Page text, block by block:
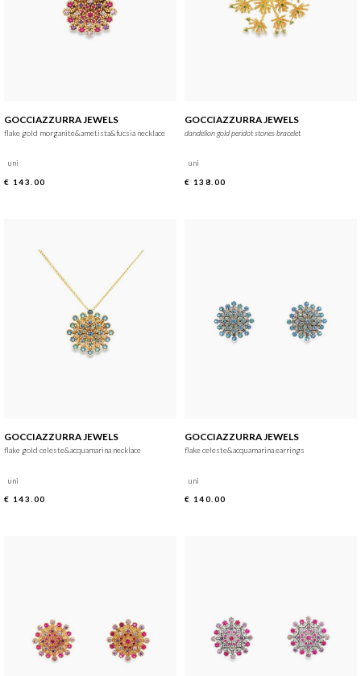
GOCCIAZZURRA JEWELS
flake gold morganite&ametista&fucsia necklace
uni
€ 143.00
GOCCIAZZURRA JEWELS
dandelion gold peridot stones bracelet
uni
€ 138.00
GOCCIAZZURRA JEWELS
flake gold celeste&acquamarina necklace
uni
€ 143.00
GOCCIAZZURRA JEWELS
flake celeste&acquamarina earrings
uni
€ 140.00